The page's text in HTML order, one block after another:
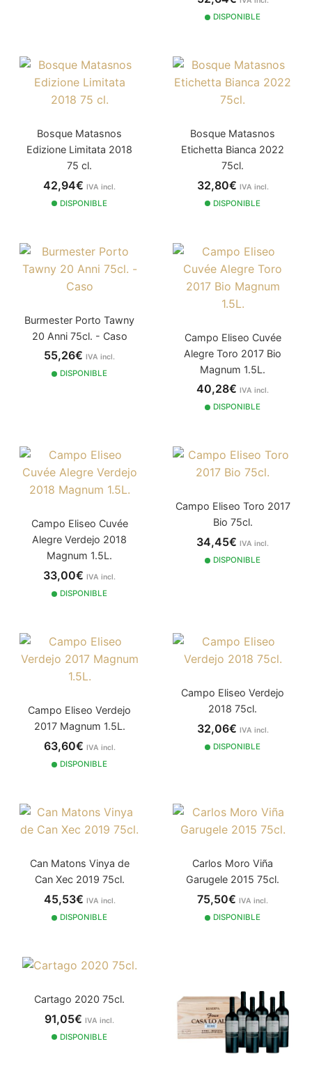
DISPONIBLE
Bosque Matasnos
Edizione Limitata 2018
75 cl.
42,94€ IVA incl.
DISPONIBLE
Bosque Matasnos
Etichetta Bianca 2022
75cl.
32,80€ IVA incl.
DISPONIBLE
Burmester Porto Tawny
20 Anni 75cl. - Caso
55,26€ IVA incl.
DISPONIBLE
Campo Eliseo Cuvée
Alegre Toro 2017 Bio
Magnum 1.5L.
40,28€ IVA incl.
DISPONIBLE
Campo Eliseo Cuvée
Alegre Verdejo 2018
Magnum 1.5L.
33,00€ IVA incl.
DISPONIBLE
Campo Eliseo Toro 2017
Bio 75cl.
34,45€ IVA incl.
DISPONIBLE
Campo Eliseo Verdejo
2017 Magnum 1.5L.
63,60€ IVA incl.
DISPONIBLE
Campo Eliseo Verdejo
2018 75cl.
32,06€ IVA incl.
DISPONIBLE
Can Matons Vinya de
Can Xec 2019 75cl.
45,53€ IVA incl.
DISPONIBLE
Carlos Moro Viña
Garugele 2015 75cl.
75,50€ IVA incl.
DISPONIBLE
Cartago 2020 75cl.
91,05€ IVA incl.
DISPONIBLE